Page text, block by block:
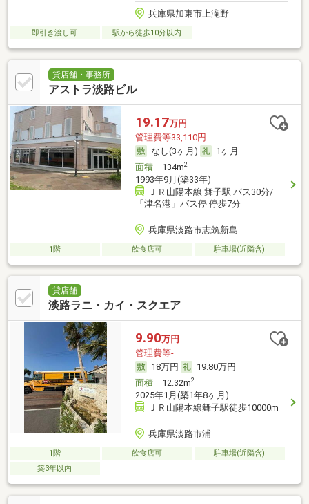
兵庫県加東市上滝野
即引き渡し可 駅から徒歩10分以内
貸店舗・事務所
アストラ淡路ビル
19.17万円
管理費等33,110円
なし(3ヶ月)
1ヶ月
面積134m2
1993年9月(築33年)
ＪＲ山陽本線 舞子駅 バス30分/
「津名港」バス停 停歩7分
兵庫県淡路市志筑新島
1階 飲食店可 駐車場(近隣含)
貸店舗
淡路ラニ・カイ・スクエア
9.90万円
管理費等-
18万円
19.80万円
面積12.32m2
2025年1月(築1年8ヶ月)
ＪＲ山陽本線舞子駅徒歩10000m
兵庫県淡路市浦
1階 飲食店可
駐車場(近隣含)
築3年以内